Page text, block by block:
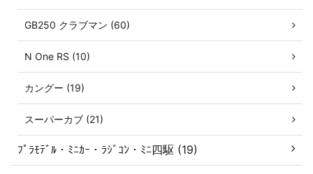
GB250 クラブマン (60)
N One RS (10)
カングー (19)
スーパーカブ (21)
ﾌﾟﾗﾓﾃﾞﾙ・ﾐﾆｶｰ・ﾗｼﾞｺﾝ・ﾐﾆ四駆 (19)